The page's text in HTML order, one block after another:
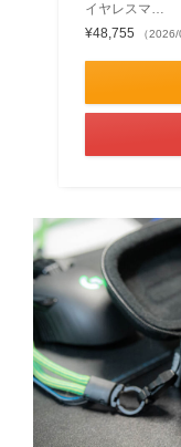
イヤレスマ…
¥48,755
（